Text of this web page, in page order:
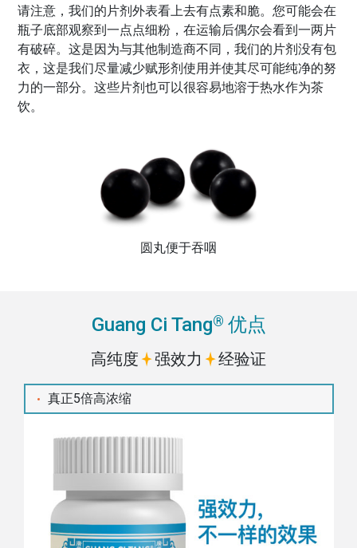
圆丸便于吞咽
请注意，我们的片剂外表看上去有点素和脆。您可能会在
瓶子底部观察到一点点细粉，在运输后偶尔会看到一两片
有破碎。这是因为与其他制造商不同，我们的片剂没有包
衣，这是我们尽量减少赋形剂使用并使其尽可能纯净的努
力的一部分。这些片剂也可以很容易地溶于热水作为茶
饮。
Guang Ci Tang® 优点
高纯度 强效力 经验证
真正5倍高浓缩